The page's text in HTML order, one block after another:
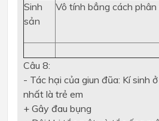
Sinh
sản
Vô tính bẳng cách phân
Câu 8:
- Tác hại của giun đũa: Kí sinh
nhất là trẻ em
+ Gây đau bụng